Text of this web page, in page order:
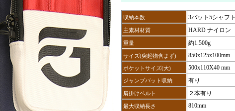
収納本数 3バット5シャフト
主素材材質 HARD ナイロン
重量 約1.500g
サイズ(突起物含まず) 850x125x100mm
ポケットサイズ(大) 500x110X40 mm
ジャンプバット収納 有り
肩掛けベルト ２本有り
最大収納長さ 810mm